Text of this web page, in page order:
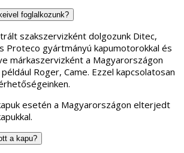
foglalkozunk?
szakszervizként dolgozunk Ditec,
Proteco gyártmányú kapumotorokkal és
márkaszervizként a Magyarországon
Roger, Came. Ezzel kapcsolatosan
esetén a Magyarországon elterjedt
a kapu?